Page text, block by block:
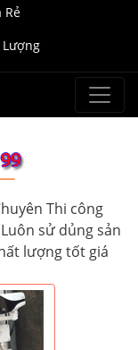
Rẻ
Lượng
Thi công
sử dủng sản
lượng tốt giá